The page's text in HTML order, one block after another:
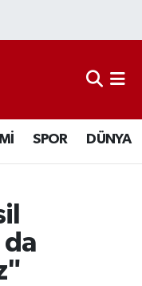
SPOR DÜNYA
da